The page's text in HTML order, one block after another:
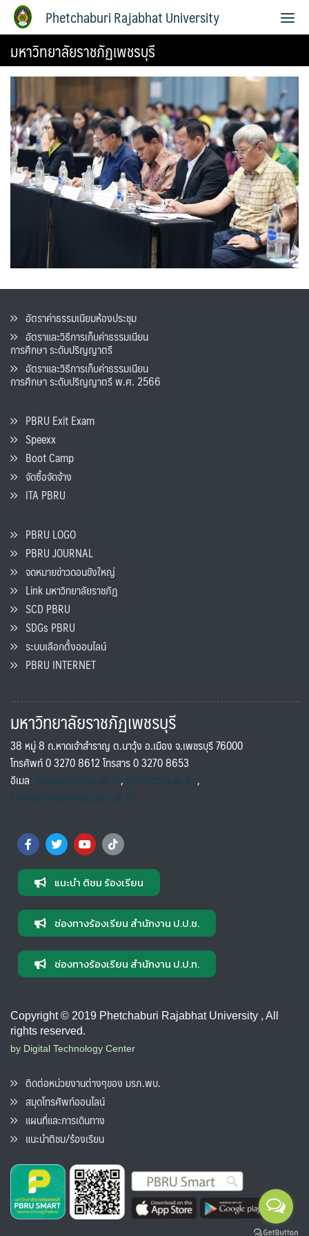
Phetchaburi Rajabhat University
มหาวิทยาลัยราชภัฏเพชรบุรี
อัตราค่าธรรมเนียมห้องประชุม
อัตราและวิธีการเก็บค่าธรรมเนียน
การศึกษา ระดับปริญญาตรี
อัตราและวิธีการเก็บค่าธรรมเนียน
การศึกษา ระดับปริญญาตรี พ.ศ. 2566
PBRU Exit Exam
Speexx
Boot Camp
จัดซื้อจัดจ้าง
ITA PBRU
PBRU LOGO
PBRU JOURNAL
จดหมายข่าวดอนขังใหญ่
Link มหาวิทยาลัยราชภัฏ
SCD PBRU
SDGs PBRU
ระบบเลือกตั้งออนไลน์
PBRU INTERNET
มหาวิทยาลัยราชภัฏเพชรบุรี
38 หมู่ 8 ถ.หาดเจ้าสำราญ ต.นาวุ้ง อ.เมือง จ.เพชรบุรี 76000
โทรศัพท์ 0 3270 8612 โทรสาร 0 3270 8653
อีเมล saraban@pbru.ac.th, info@pbru.ac.th,
international@mail.pbru.ac.th
แนะนำ ติชม ร้องเรียน
ช่องทางร้องเรียน สำนักงาน ป.ป.ช.
ช่องทางร้องเรียน สำนักงาน ป.ป.ท.
Copyright © 2019 Phetchaburi Rajabhat University , All
rights reserved.
by Digital Technology Center
ติดต่อหน่วยงานต่างๆของ มรภ.พบ.
สมุดโทรศัพท์ออนไลน์
แผนที่และการเดินทาง
แนะนำติชม/ร้องเรียน